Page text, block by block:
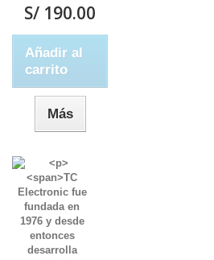
S/ 190.00
Añadir al
carrito
Más